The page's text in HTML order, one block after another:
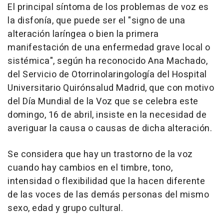
El principal síntoma de los problemas de voz es
la disfonía, que puede ser el "signo de una
alteración laríngea o bien la primera
manifestación de una enfermedad grave local o
sistémica", según ha reconocido Ana Machado,
del Servicio de Otorrinolaringología del Hospital
Universitario Quirónsalud Madrid, que con motivo
del Día Mundial de la Voz que se celebra este
domingo, 16 de abril, insiste en la necesidad de
averiguar la causa o causas de dicha alteración.
Se considera que hay un trastorno de la voz
cuando hay cambios en el timbre, tono,
intensidad o flexibilidad que la hacen diferente
de las voces de las demás personas del mismo
sexo, edad y grupo cultural.